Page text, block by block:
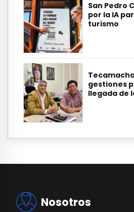
San Pedro
por la IA
turismo
gestiones
llegada de
Nosotros